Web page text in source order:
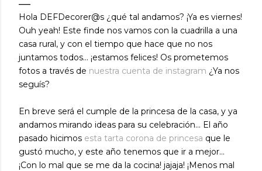
Hola DEFDecorer@s ¿qué tal andamos? ¡Ya es viernes!
Ouh yeah! Este finde nos vamos con la cuadrilla a una
casa rural, y con el tiempo que hace que no nos
juntamos todos... ¡estamos felices! Os prometemos
fotos a través de nuestra cuenta de instagram ¿Ya nos
seguís?
En breve será el cumple de la princesa de la casa, y ya
andamos mirando ideas para su celebración... El año
pasado hicimos esta tarta corona de princesa que le
gustó mucho, y este año tenemos que ir a mejor...
¡Con lo mal que se me da la cocina! jajaja! ¡Menos mal